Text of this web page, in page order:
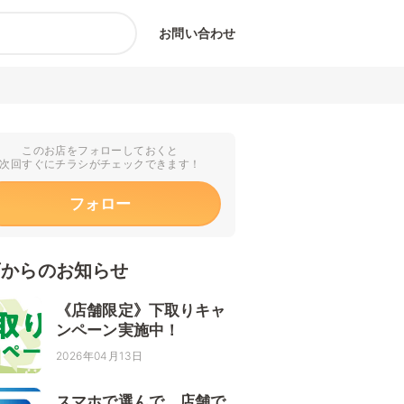
お問い合わせ
このお店をフォローしておくと
次回すぐにチラシがチェックできます！
フォロー
らのお知らせ
《店舗限定》下取りキャ
ンペーン実施中！
2026年04月13日